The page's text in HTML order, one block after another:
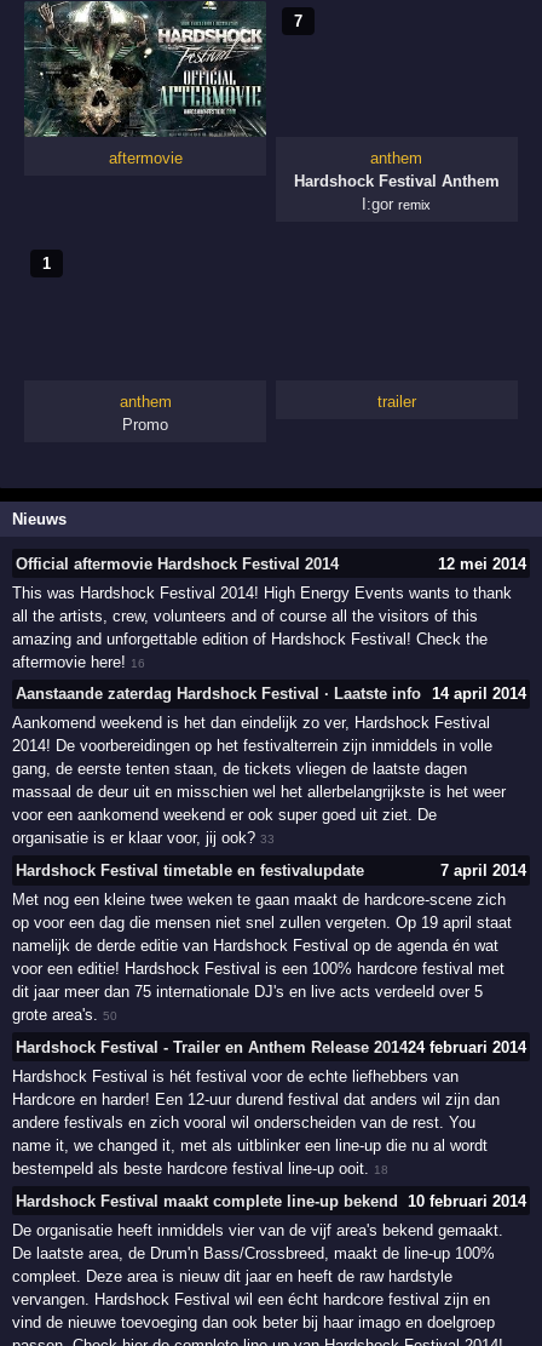
aftermovie
anthem
Hardshock Festival Anthem
I:gor remix
7
anthem
Promo
1
trailer
Nieuws
Official aftermovie Hardshock Festival 2014
12 mei 2014
This was Hardshock Festival 2014! High Energy Events wants to thank
all the artists, crew, volunteers and of course all the visitors of this
amazing and unforgettable edition of Hardshock Festival! Check the
aftermovie here! 16
Aanstaande zaterdag Hardshock Festival · Laatste info
14 april 2014
Aankomend weekend is het dan eindelijk zo ver, Hardshock Festival
2014! De voorbereidingen op het festivalterrein zijn inmiddels in volle
gang, de eerste tenten staan, de tickets vliegen de laatste dagen
massaal de deur uit en misschien wel het allerbelangrijkste is het weer
voor een aankomend weekend er ook super goed uit ziet. De
organisatie is er klaar voor, jij ook?33
Hardshock Festival timetable en festivalupdate
7 april 2014
Met nog een kleine twee weken te gaan maakt de hardcore-scene zich
op voor een dag die mensen niet snel zullen vergeten. Op 19 april staat
namelijk de derde editie van Hardshock Festival op de agenda én wat
voor een editie! Hardshock Festival is een 100% hardcore festival met
dit jaar meer dan 75 internationale DJ's en live acts verdeeld over 5
grote area's.50
Hardshock Festival - Trailer en Anthem Release 201424 februari 2014
Hardshock Festival is hét festival voor de echte liefhebbers van
Hardcore en harder! Een 12-uur durend festival dat anders wil zijn dan
andere festivals en zich vooral wil onderscheiden van de rest. You
name it, we changed it, met als uitblinker een line-up die nu al wordt
bestempeld als beste hardcore festival line-up ooit.
18
Hardshock Festival maakt complete line-up bekend
10 februari 2014
De organisatie heeft inmiddels vier van de vijf area's bekend gemaakt.
De laatste area, de Drum'n Bass/Crossbreed, maakt de line-up 100%
compleet. Deze area is nieuw dit jaar en heeft de raw hardstyle
vervangen. Hardshock Festival wil een écht hardcore festival zijn en
vind de nieuwe toevoeging dan ook beter bij haar imago en doelgroep